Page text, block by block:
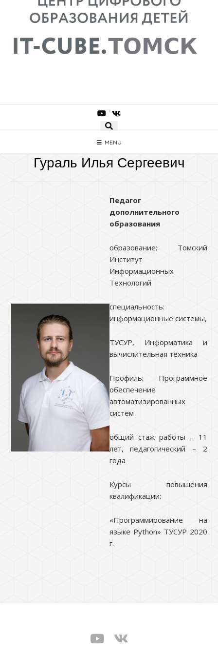
MENU
Гураль Илья Сергеевич
Педагог
дополнительного
образования
образование: Томский
Институт
Информационных
Технологий
специальность:
информационные системы,
ТУСУР, Информатика и
вычислительная техника
Профиль: Программное
обеспечение
автоматизированных
систем
общий стаж работы – 11
лет, педагогический – 2
года
Курсы повышения
квалификации:
«Программирование на
языке Python» ТУСУР 2020
г.